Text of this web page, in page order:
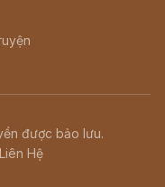
được bảo lưu.
Liên Hệ